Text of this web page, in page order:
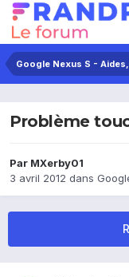
Google Nexus S -
Problème
Par MXerby01
3 avril 2012 dans